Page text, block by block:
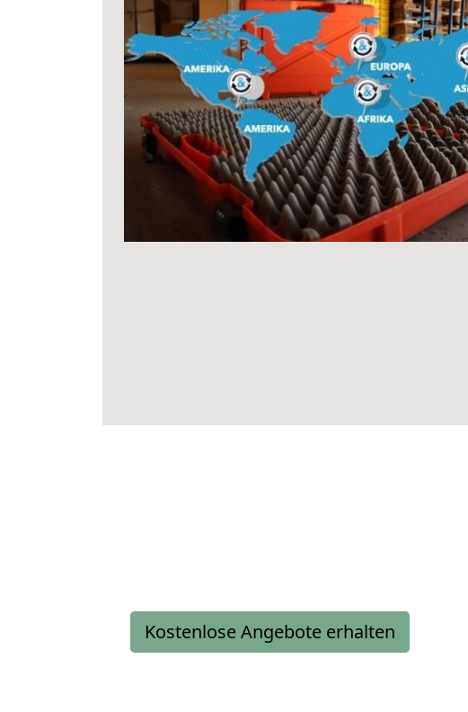
Kostenlose Angebote erhalten